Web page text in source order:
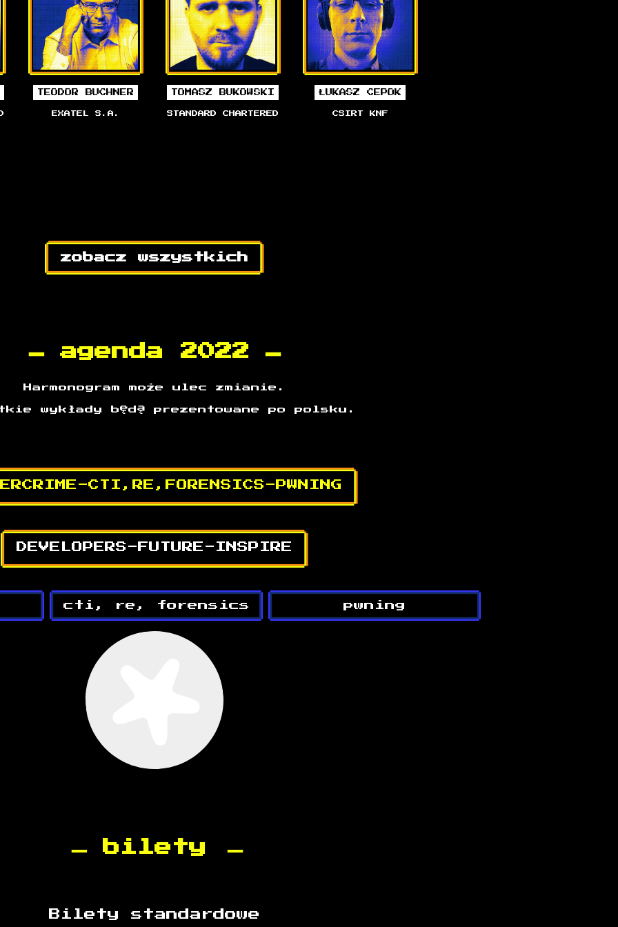
TEODOR BUCHNER
EXATEL S.A.
TOMASZ BUKOWSKI
STANDARD CHARTERED
ŁUKASZ CEPOK
CSIRT KNF
zobacz wszystkich
agenda 2022
Harmonogram może ulec zmianie.
wykłady będą prezentowane po polsku.
CTI,RE,FORENSICS-PWNING
DEVELOPERS-FUTURE-INSPIRE
cti, re, forensics pwning
bilety
Bilety standardowe